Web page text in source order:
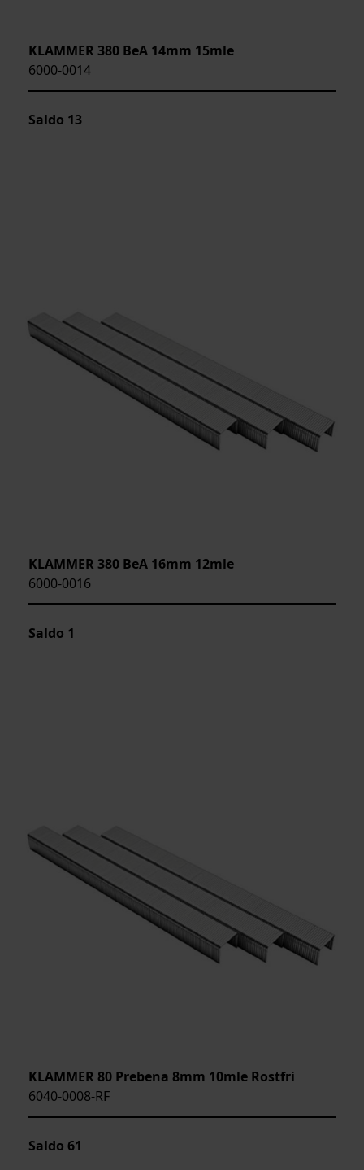
KLAMMER 380 BeA 14mm 15mle
6000-0014
Saldo 13
KLAMMER 380 BeA 16mm 12mle
6000-0016
Saldo 1
KLAMMER 80 Prebena 8mm 10mle Rostfri
6040-0008-RF
Saldo 61